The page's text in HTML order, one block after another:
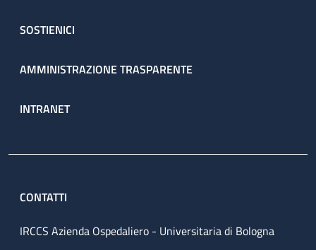
SOSTIENICI
AMMINISTRAZIONE TRASPARENTE
INTRANET
CONTATTI
IRCCS Azienda Ospedaliero - Universitaria di Bologna